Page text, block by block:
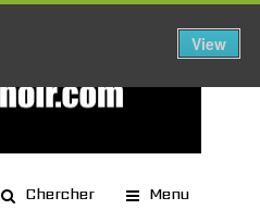
Chercher Menu
View